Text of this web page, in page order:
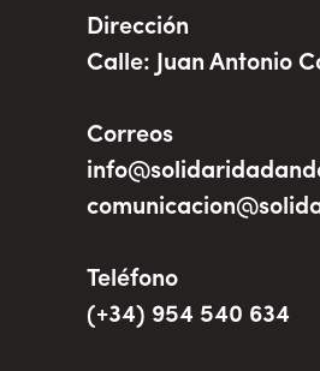
Dirección
Calle: Juan Antonio
Correos
Teléfono
(+34) 954 540 634